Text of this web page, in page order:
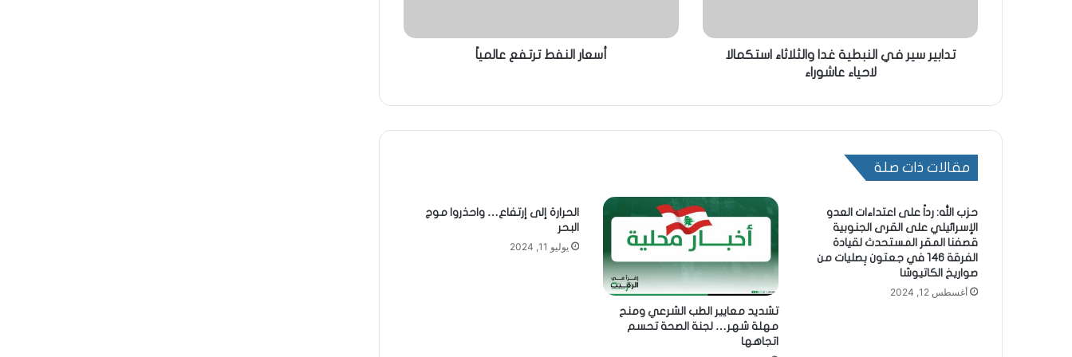
تدابير سير في النبطية غدا والثلاثاء استكمالا
لاحياء عاشوراء
أسعار النفط ترتفع عالمياً
مقالات ذات صلة
حزب الله: رداً على ‏اعتداءات العدو
الإسرائيلي على القرى الجنوبية
قصفنا المقر المستحدث لقيادة
الفرقة 146 في ‏جعتون بِصليات من
صواريخ الكاتيوشا
أغسطس 12, 2024
تشديد معايير الطب الشرعي ومنح
مهلة شهر… لجنة الصحة تحسم
اتجاهها
الحرارة إلى إرتفاع… واحذروا موج
البحر
يوليو 11, 2024